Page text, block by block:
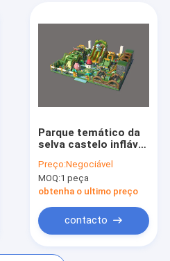
Parque temático da
selva castelo inflável
de diversões
Preço:Negociável
MOQ:1 peça
obtenha o ultimo preço
contacto